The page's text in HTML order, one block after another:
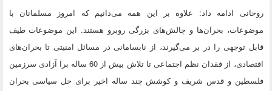
روحانی ادامه داد: علاوه بر این همه می‌دانیم که امروز مسلمانان با
موضوعات، بحران‌ها و چالش‌های بزرگی روبرو هستند. این موضوعات طیف
قابل توجهی را در بر می‌گیرند، از نابسامانی در مسائل امنیتی تا بحران‌های
اقتصادی، از فقدان نظم اجتماعی تا تلاش بیش از 60 ساله برا آزادی سرزمین
فلسطین و قدس شریف و کوشش چند ساله اخیر برای حل سیاسی بحران